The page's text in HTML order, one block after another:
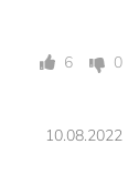
6 0
10.08.2022